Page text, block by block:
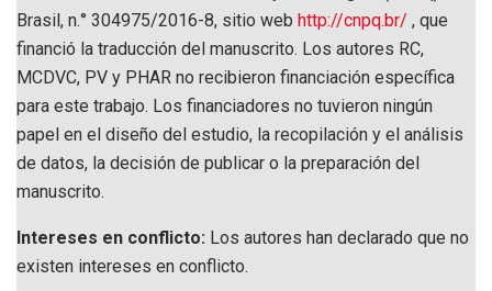
Brasil, n.° 304975/2016-8, sitio web http://cnpq.br/ , que
financió la traducción del manuscrito. Los autores RC,
MCDVC, PV y PHAR no recibieron financiación específica
para este trabajo. Los financiadores no tuvieron ningún
papel en el diseño del estudio, la recopilación y el análisis
de datos, la decisión de publicar o la preparación del
manuscrito.
Intereses en conflicto: Los autores han declarado que no
existen intereses en conflicto.